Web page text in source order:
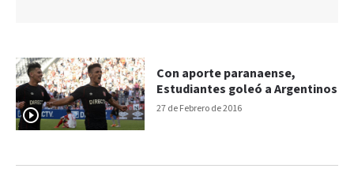
27 de Febrero de 2016
Con aporte paranaense,
Estudiantes goleó a Argentinos